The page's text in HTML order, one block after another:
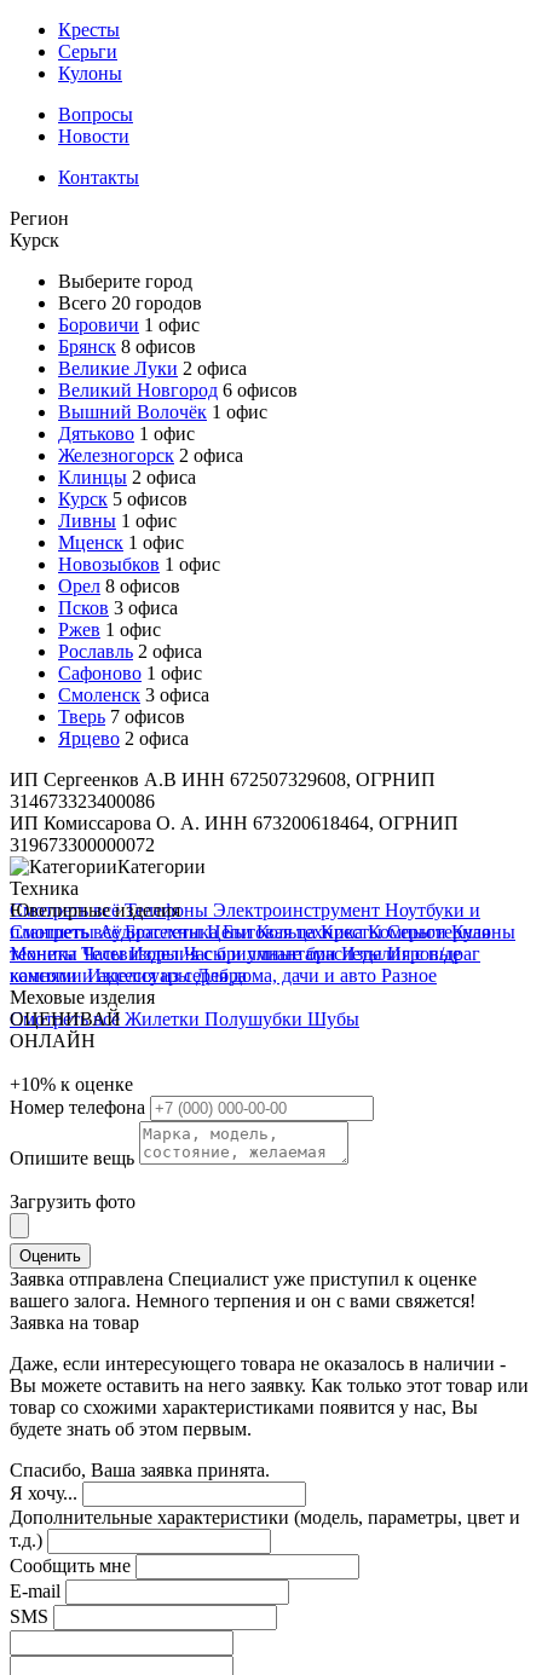
Кресты
Серьги
Кулоны
Вопросы
Новости
Контакты
Регион
Курск
Выберите город
Всего 20 городов
Боровичи 1 офис
Брянск 8 офисов
Великие Луки 2 офиса
Великий Новгород 6 офисов
Вышний Волочёк 1 офис
Дятьково 1 офис
Железногорск 2 офиса
Клинцы 2 офиса
Курск 5 офисов
Ливны 1 офис
Мценск 1 офис
Новозыбков 1 офис
Орел 8 офисов
Псков 3 офиса
Ржев 1 офис
Рославль 2 офиса
Сафоново 1 офис
Смоленск 3 офиса
Тверь 7 офисов
Ярцево 2 офиса
ИП Сергеенков А.В ИНН 672507329608, ОГРНИП
314673323400086
ИП Комиссарова О. А. ИНН 673200618464, ОГРНИП
319673300000072
Категории
Техника
Смотреть всёТелефоны Электроинструмент Ноутбуки и
планшетыАудиотехникаБытовая техникаКомпьютерная
техникаТелевизорыЧасы и умные браслетыИгровые
консоли и аксессуарыДля дома, дачи и авто Разное
Ювелирные изделия
Смотреть всёБраслетыЦепиКольцаКрестыСерьгиКулоны
МонетыЧасыИзделия с бриллиантамиИзделия с п/драг
камнямиИзделия из серебра
Меховые изделия
Смотреть всё Жилетки Полушубки Шубы
ОЦЕНИВАЙ
ОНЛАЙН
+10% к оценке
Номер телефона
Опишите вещь
Загрузить фото
Оценить
Заявка отправлена Специалист уже приступил к оценке
вашего залога. Немного терпения и он с вами свяжется!
Заявка на товар
Даже, если интересующего товара не оказалось в наличии -
Вы можете оставить на него заявку. Как только этот товар или
товар со схожими характеристиками появится у нас, Вы
будете знать об этом первым.
Спасибо, Ваша заявка принята.
Я хочу...
Дополнительные характеристики (модель, параметры, цвет и
т.д.)
Сообщить мне
E-mail
SMS